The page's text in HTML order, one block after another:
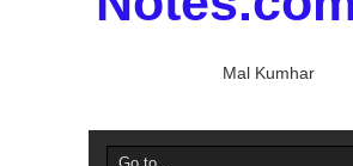
Mal Kumhar